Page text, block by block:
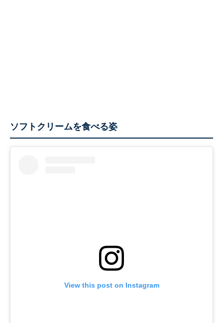
ソフトクリームを食べる姿
View this post on Instagram